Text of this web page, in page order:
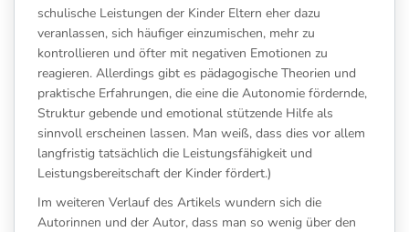
schulische Leistungen der Kinder Eltern eher dazu
veranlassen, sich häufiger einzumischen, mehr zu
kontrollieren und öfter mit negativen Emotionen zu
reagieren. Allerdings gibt es pädagogische Theorien und
praktische Erfahrungen, die eine die Autonomie fördernde,
Struktur gebende und emotional stützende Hilfe als
sinnvoll erscheinen lassen. Man weiß, dass dies vor allem
langfristig tatsächlich die Leistungsfähigkeit und
Leistungsbereitschaft der Kinder fördert.)
Im weiteren Verlauf des Artikels wundern sich die
Autorinnen und der Autor, dass man so wenig über den